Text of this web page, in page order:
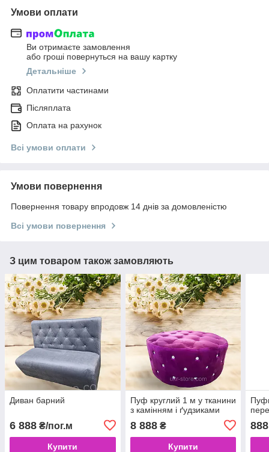
Умови оплати
Ви отримаєте замовлення
або гроші повернуться на вашу картку
Детальніше
Оплатити частинами
Післяплата
Оплата на рахунок
Всі умови оплати
Умови повернення
Повернення товару впродовж 14 днів за домовленістю
Всі умови повернення
З цим товаром також замовляють
Диван барний
6 888 ₴/пог.м
Купити
Пуф круглий 1 м у тканини
з камінням і ґудзиками
8 888₴
Купити
888